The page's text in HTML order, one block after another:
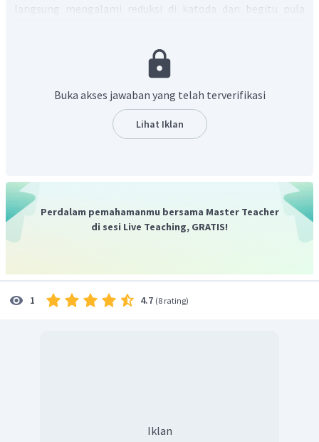
langsung mengalami reduksi di katoda dan begitu pula
Katoda:
Buka akses jawaban yang telah terverifikasi
Lihat Iklan
Perdalam pemahamanmu bersama Master Teacher
di sesi Live Teaching, GRATIS!
1 4.7 (8 rating)
Iklan